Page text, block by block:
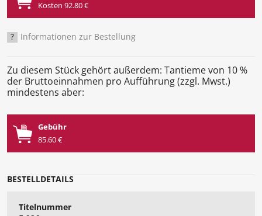
Kosten 92.80 €
? Informationen zur Bestellung
Zu diesem Stück gehört außerdem: Tantieme von 10 %
der Bruttoeinnahmen pro Aufführung (zzgl. Mwst.)
mindestens aber:
Gebühr
85.60 €
BESTELLDETAILS
Titelnummer